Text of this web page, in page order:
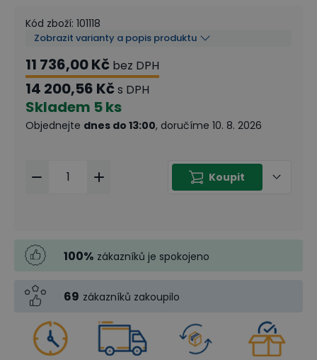
Kód zboží: 101118
Zobrazit varianty a popis produktu
11 736,00 Kč bez DPH
14 200,56 Kčs DPH
Skladem 5 ks
Objednejte dnes do 13:00, doručíme 10. 8. 2026
Koupit
100% zákazníků je spokojeno
69 zákazníků zakoupilo